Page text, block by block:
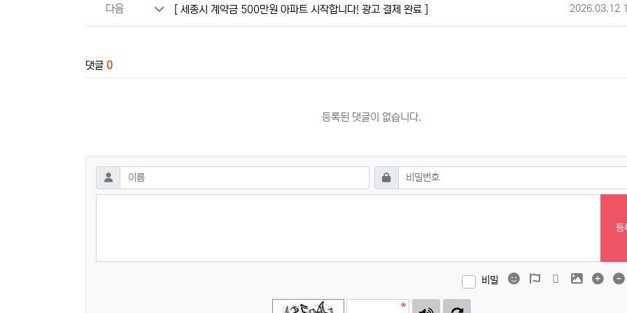
다음 [ 세종시 계약금 500만원 아파트 시작합니다! 광고 결제 완료 ] 작성일
2026.03.12
댓글 0
등록된 댓글이 없습니다.
댓글쓰기
이름 필수 비밀번호필수
등
비밀 이모티콘폰트어썸동영상 이미지 댓글